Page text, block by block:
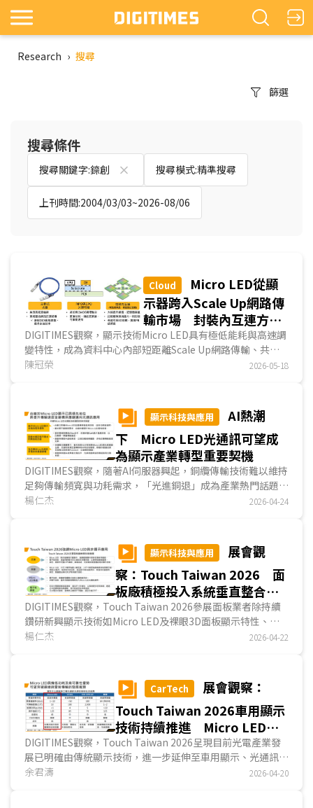
Research › 搜尋
篩選
搜尋條件
搜尋關鍵字:錼創 搜尋模式:精準搜尋
上刊時間:2004/03/03~2026-08/06
Cloud
Micro LED從顯
示器跨入Scale Up網路傳
輸市場 封裝內互連方案
為長期技術願景
DIGITIMES觀察，顯示技術Micro LED具有極低能耗與高速調
變特性，成為資料中心內部短距離Scale Up網路傳輸、共同
封裝光學(CPO)的新興熱門解決方案，目前Micro LED短距光
中，有意將Micro LED技術用於裸晶對裸晶、裸晶對記憶體等
封裝內光互連解決方案，因此Micro LED在短距光互連市場深
具潛力。...
陳冠榮 2026-05-18
顯示科技與應用
AI熱潮
下 Micro LED光通訊可望成
為顯示產業轉型重要契機
DIGITIMES觀察，隨著AI伺服器興起，銅纜傳輸技術難以維持
足夠傳輸頻寬與功耗需求，「光進銅退」成為產業熱門話題。
光通訊根據傳輸距離，可分為CW-DFB、VCSEL及Micro LED
傳輸主流。現階段台廠在Micro LED顯示技術與量產能力皆具
全球領先地位，尤其在巨量轉移位置精度與Micro LED晶粒密
度皆佔優勢，對於台廠向光通訊擴展幫助甚大。...
楊仁杰 2026-04-24
顯示科技與應用
展會觀
察：Touch Taiwan 2026 面
板廠積極投入系統垂直整合與
非顯示事業 開拓新利基
DIGITIMES觀察，Touch Taiwan 2026參展面板業者除持續
鑽研新興顯示技術如Micro LED及裸眼3D面板顯示特性、並
持續改進IT用TFT LCD省電性以因應AI時代對IT產業的衝擊
求，並透過原有的設備與技術經驗，積極投入FOPLP、光通
訊、衛星天線等非顯示事業，藉以從早已成為紅海的面板事業
中轉型升級，延續企業壽命、擴大獲利機會，呈現面板廠正逐
漸脫離傳統製造業角色，成為顯示與光電解決方案公司。...
楊仁杰 2026-04-22
CarTech
展會觀察：
Touch Taiwan 2026車用顯示
技術持續推進 Micro LED光
通訊及衛星應用成光電業者新
發展動能
DIGITIMES觀察，Touch Taiwan 2026呈現目前光電產業發
展已明確由傳統顯示技術，進一步延伸至車用顯示、光通訊與
衛星應用三大領域，並帶動Micro LED需求加速成長，其中，
余君濤 2026-04-20